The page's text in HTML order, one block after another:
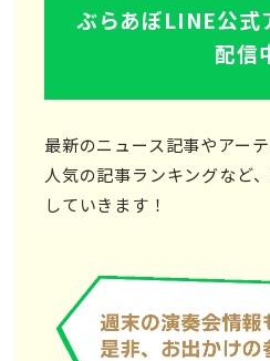
ぶらあぼLINE公式
配信
最新のニュース記事やアー
人気の記事ランキングなど
していきます！